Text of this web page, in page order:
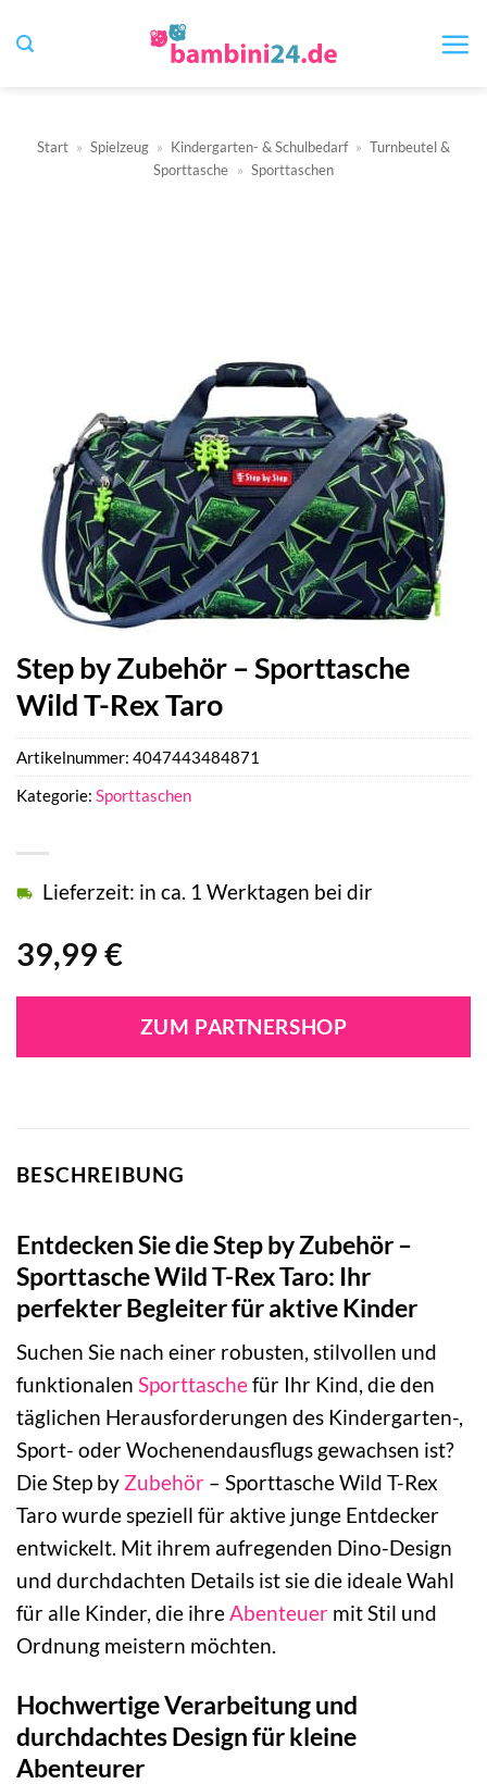
Inhalt
Start » Spielzeug » Kindergarten- & Schulbedarf » Turnbeutel &
Sporttasche » Sporttaschen
Step by Zubehör – Sporttasche
Wild T-Rex Taro
39,99 €
Lieferzeit: in ca. 1 Werktagen bei dir
ZUM PARTNERSHOP
Artikelnummer: 4047443484871
Kategorie: Sporttaschen
BESCHREIBUNG
Entdecken Sie die Step by Zubehör –
Sporttasche Wild T-Rex Taro: Ihr
perfekter Begleiter für aktive Kinder
Suchen Sie nach einer robusten, stilvollen und
funktionalen Sporttaschefür Ihr Kind, die den
täglichen Herausforderungen des Kindergarten-,
Sport- oder Wochenendausflugs gewachsen ist?
Die Step by Zubehör – Sporttasche Wild T-Rex
Taro wurde speziell für aktive junge Entdecker
entwickelt. Mit ihrem aufregenden Dino-Design
und durchdachten Details ist sie die ideale Wahl
für alle Kinder, die ihreAbenteuer mit Stil und
Ordnung meistern möchten.
Hochwertige Verarbeitung und
durchdachtes Design für kleine
Abenteurer